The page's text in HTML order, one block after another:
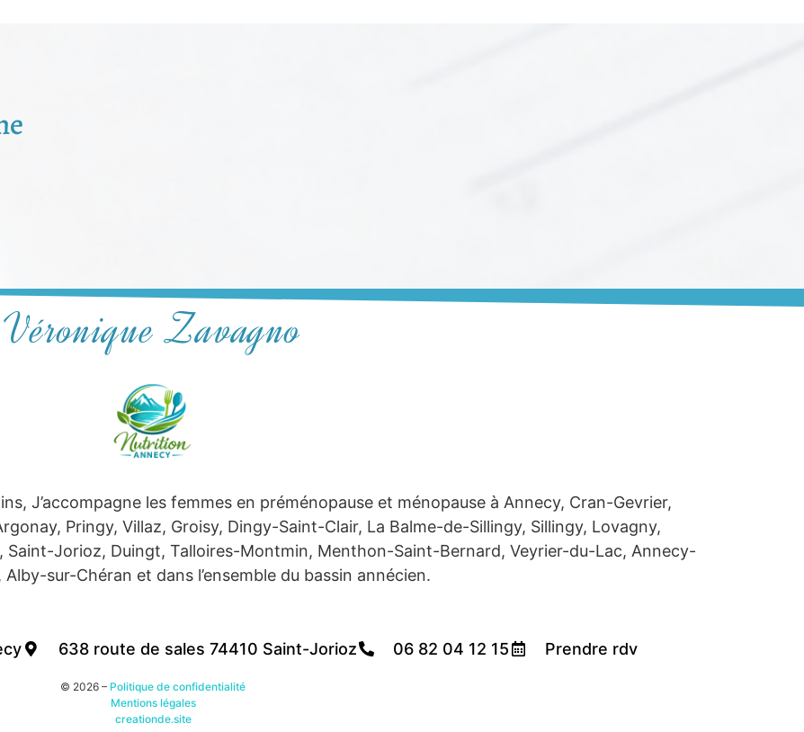
Véronique Zavagno
J’accompagne les femmes en préménopause et ménopause à Annecy, Cran-Gevrier,
Pringy, Villaz, Groisy, Dingy-Saint-Clair, La Balme-de-Sillingy, Sillingy, Lovagny,
Jorioz, Duingt, Talloires-Montmin, Menthon-Saint-Bernard, Veyrier-du-Lac, Annecy-
Alby-sur-Chéran et dans l’ensemble du bassin annécien.
638 route de sales 74410 Saint-Jorioz 06 82 04 12 15 Prendre rdv
© 2026 – Politique de confidentialité
Mentions légales
creationde.site